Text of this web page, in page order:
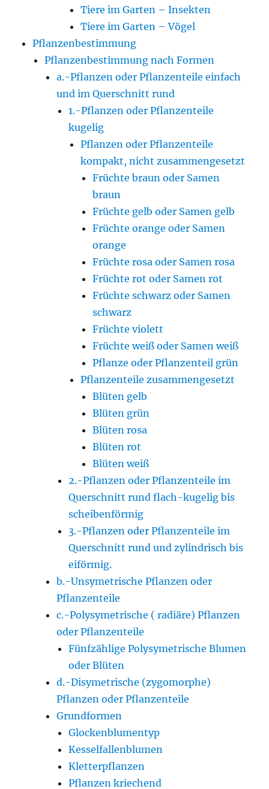
Tiere im Garten – Insekten
Tiere im Garten – Vögel
Pflanzenbestimmung
Pflanzenbestimmung nach Formen
a.-Pflanzen oder Pflanzenteile einfach
und im Querschnitt rund
1.-Pflanzen oder Pflanzenteile
kugelig
Pflanzen oder Pflanzenteile
kompakt, nicht zusammengesetzt
Früchte braun oder Samen
braun
Früchte gelb oder Samen gelb
Früchte orange oder Samen
orange
Früchte rosa oder Samen rosa
Früchte rot oder Samen rot
Früchte schwarz oder Samen
schwarz
Früchte violett
Früchte weiß oder Samen weiß
Pflanze oder Pflanzenteil grün
Pflanzenteile zusammengesetzt
Blüten gelb
Blüten grün
Blüten rosa
Blüten rot
Blüten weiß
2.-Pflanzen oder Pflanzenteile im
Querschnitt rund flach-kugelig bis
scheibenförmig
3.-Pflanzen oder Pflanzenteile im
Querschnitt rund und zylindrisch bis
eiförmig.
b.-Unsymetrische Pflanzen oder
Pflanzenteile
c.-Polysymetrische ( radiäre) Pflanzen
oder Pflanzenteile
Fünfzählige Polysymetrische Blumen
oder Blüten
d.-Disymetrische (zygomorphe)
Pflanzen oder Pflanzenteile
Grundformen
Glockenblumentyp
Kesselfallenblumen
Kletterpflanzen
Pflanzen kriechend